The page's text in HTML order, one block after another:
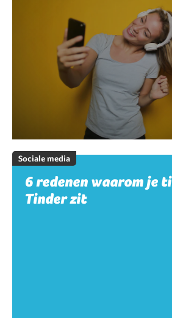
Sociale media
6 redenen waarom je
Tinder zit